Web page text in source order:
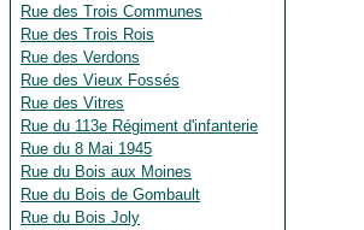
Rue des Trois Communes
Rue des Trois Rois
Rue des Verdons
Rue des Vieux Fossés
Rue des Vitres
Rue du 113e Régiment d'infanterie
Rue du 8 Mai 1945
Rue du Bois aux Moines
Rue du Bois de Gombault
Rue du Bois Joly